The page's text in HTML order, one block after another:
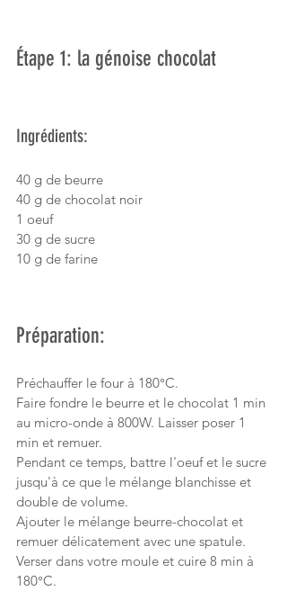
Étape 1: la génoise chocolat
Ingrédients:
40 g de beurre
40 g de chocolat noir
1 oeuf
30 g de sucre
10 g de farine
Préparation:
Préchauffer le four à 180°C.
Faire fondre le beurre et le chocolat 1 min
au micro-onde à 800W. Laisser poser 1
min et remuer.
Pendant ce temps, battre l'oeuf et le sucre
jusqu'à ce que le mélange blanchisse et
double de volume.
Ajouter le mélange beurre-chocolat et
remuer délicatement avec une spatule.
Verser dans votre moule et cuire 8 min à
180°C.